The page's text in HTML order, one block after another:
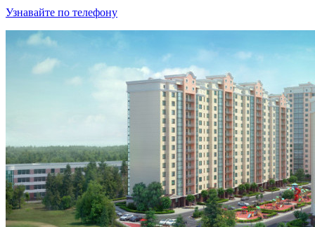
Узнавайте по телефону